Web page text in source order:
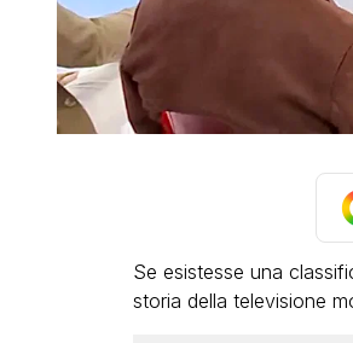
Se esistesse una
storia della televisione